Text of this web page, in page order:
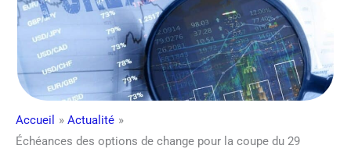
Accueil
Actualité
Échéances des options de change pour la coupe du 29